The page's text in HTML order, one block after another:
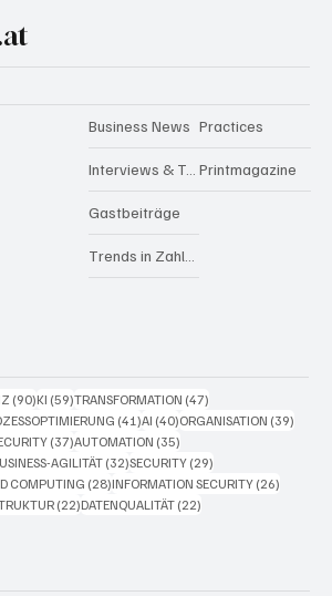
Business News
Interviews & Talks
Gastbeiträge
Practices
Printmagazine
(90)90 Beiträge
KI (59)59 Beiträge
TRANSFORMATION (47)
(41)41 Beiträge
AI (40)40 Beiträge
ORGANISATION (39)
(37)37 Beiträge
AUTOMATION (35)
BeiträgeAGILITÄT (32)32 Beiträge
SECURITY (29)
COMPUTING (28)28 Beiträge
INFORMATION SECURITY (26)
(22)22 Beiträge
DATENQUALITÄT (22)